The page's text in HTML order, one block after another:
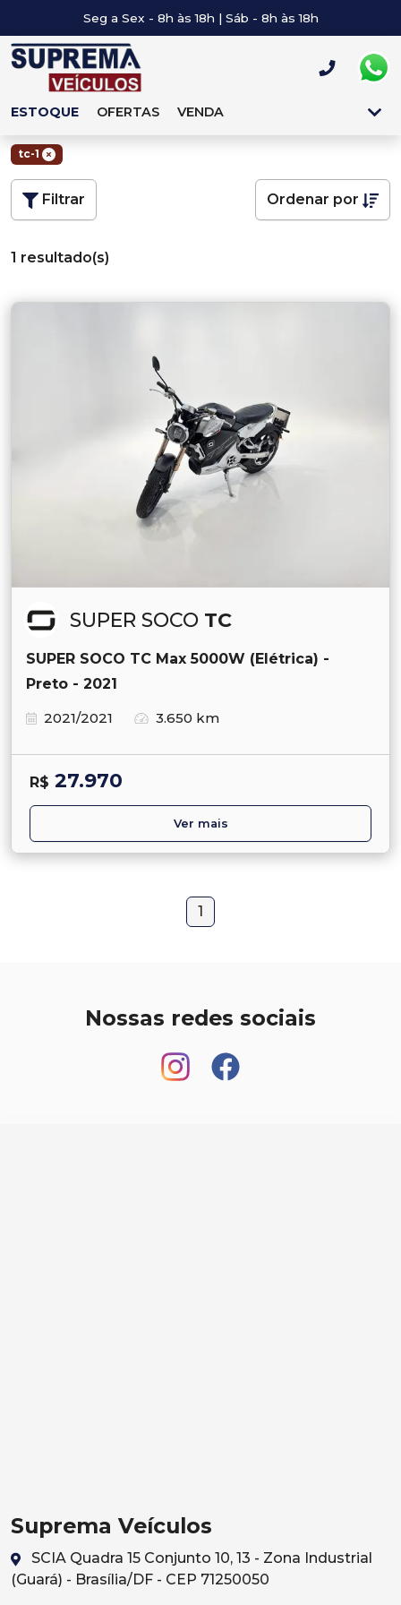
Seg a Sex - 8h às 18h | Sáb - 8h às 18h
ESTOQUE OFERTAS VENDA
tc-1
Filtrar Ordenar por
1 resultado(s)
SUPER SOCO TC
SUPER SOCO TC Max 5000W (Elétrica) -
Preto - 2021
2021/2021
3.650 km
R$ 27.970
Ver mais
1
Nossas redes sociais
Suprema Veículos
SCIA Quadra 15 Conjunto 10, 13 - Zona Industrial
(Guará) - Brasília/DF - CEP 71250050